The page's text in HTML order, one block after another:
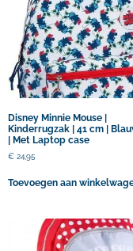
Disney Minnie Mouse |
Kinderrugzak | 41 cm |
| Met Laptop case
€ 24,95
Toevoegen aan